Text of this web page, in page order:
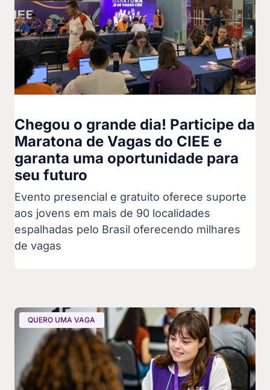
Chegou o grande dia! Participe da
Maratona de Vagas do CIEE e
garanta uma oportunidade para
seu futuro
Evento presencial e gratuito oferece suporte
aos jovens em mais de 90 localidades
espalhadas pelo Brasil oferecendo milhares
de vagas
QUERO UMA VAGA